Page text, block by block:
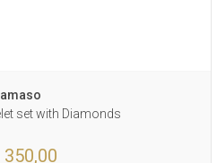
set with Diamonds
350,00